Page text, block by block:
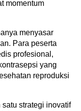
momentum
menyasar
Para peserta
profesional,
yang
reproduksi
strategi inovatif